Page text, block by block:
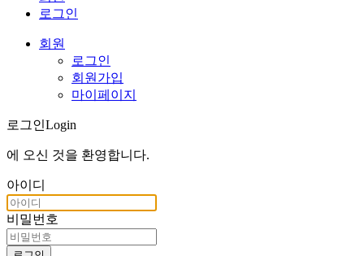
로그인
회원
로그인
회원가입
마이페이지
로그인Login
에 오신 것을 환영합니다.
아이디
비밀번호